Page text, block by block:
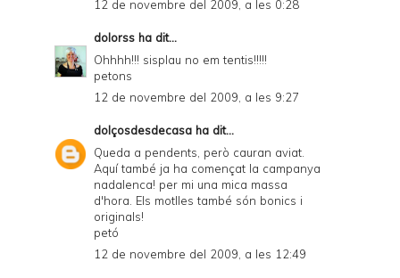
12 de novembre del 2009, a les 0:28
dolorss ha dit...
Ohhhh!!! sisplau no em tentis!!!!!
petons
12 de novembre del 2009, a les 9:27
dolçosdesdecasa ha dit...
Queda a pendents, però cauran aviat.
Aquí també ja ha començat la campanya
nadalenca! per mi una mica massa
d'hora. Els motlles també són bonics i
originals!
petó
12 de novembre del 2009, a les 12:49